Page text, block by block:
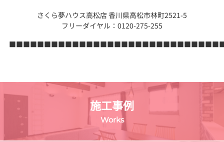
さくら夢ハウス高松店 香川県高松市林町2521-5
フリーダイヤル：0120-275-255
施工事例
Works